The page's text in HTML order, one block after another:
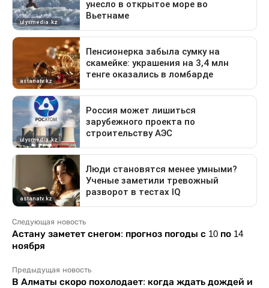
Следующая новость
Астану заметет снегом: прогноз погоды с 10 по 14
ноября
Предыдущая новость
В Алматы скоро похолодает: когда ждать дождей и